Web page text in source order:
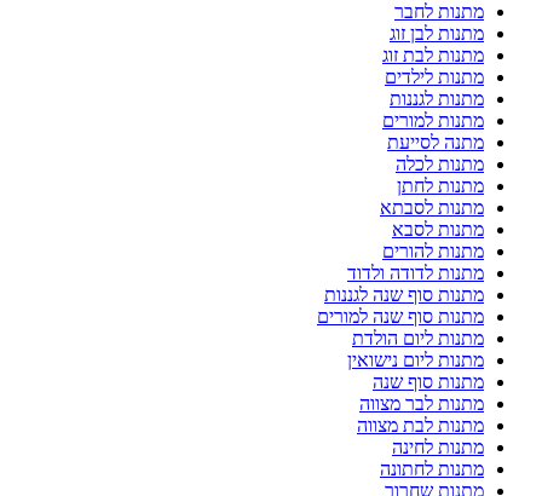
מתנות לחבר
מתנות לבן זוג
מתנות לבת זוג
מתנות לילדים
מתנות לגננות
מתנות למורים
מתנה לסייעת
מתנות לכלה
מתנות לחתן
מתנות לסבתא
מתנות לסבא
מתנות להורים
מתנות לדודה ולדוד
מתנות סוף שנה לגננות
מתנות סוף שנה למורים
מתנות ליום הולדת
מתנות ליום נישואין
מתנות סוף שנה
מתנות לבר מצווה
מתנות לבת מצווה
מתנות לחינה
מתנות לחתונה
מתנות שחרור